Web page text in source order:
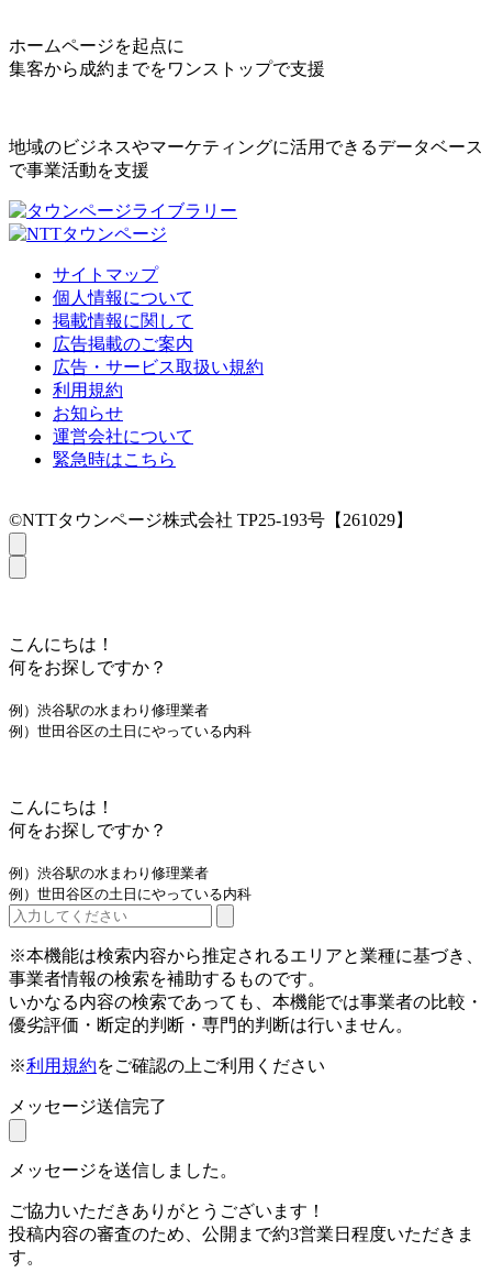
ホームページを起点に
集客から成約までをワンストップで支援
地域のビジネスやマーケティングに活用できるデータベース
で事業活動を支援
サイトマップ
個人情報について
掲載情報に関して
広告掲載のご案内
広告・サービス取扱い規約
利用規約
お知らせ
運営会社について
緊急時はこちら
©NTTタウンページ株式会社 TP25-193号【261029】
こんにちは！
何をお探しですか？
例）渋谷駅の水まわり修理業者
例）世田谷区の土日にやっている内科
こんにちは！
何をお探しですか？
例）渋谷駅の水まわり修理業者
例）世田谷区の土日にやっている内科
※本機能は検索内容から推定されるエリアと業種に基づき、
事業者情報の検索を補助するものです。
いかなる内容の検索であっても、本機能では事業者の比較・
優劣評価・断定的判断・専門的判断は行いません。
※利用規約をご確認の上ご利用ください
メッセージ送信完了
メッセージを送信しました。
ご協力いただきありがとうございます！
投稿内容の審査のため、公開まで約3営業日程度いただきま
す。